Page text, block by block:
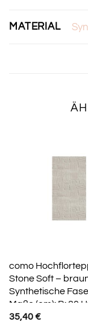
MATERIAL
como
Stone Soft –
Synthetische
Maße (cm): B: 80
35,40€